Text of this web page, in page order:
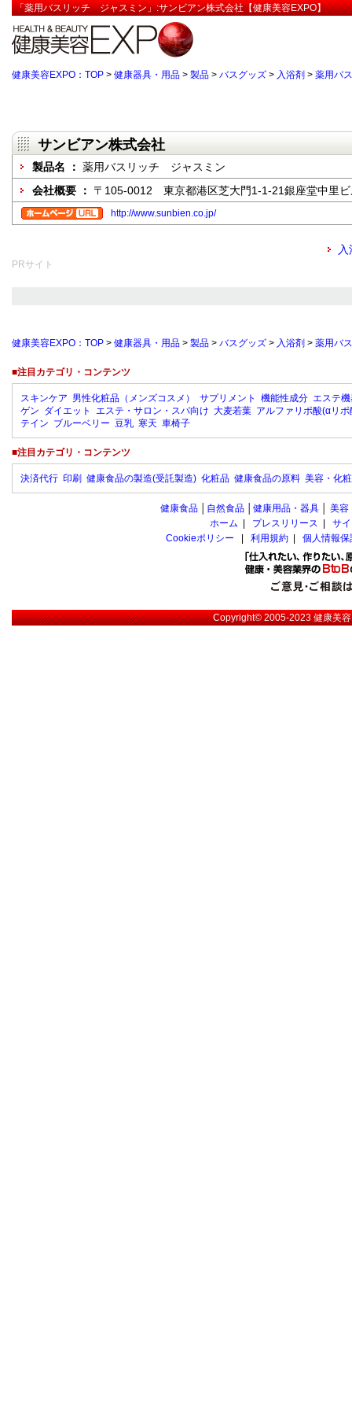
「薬用バスリッチ ジャスミン」:サンビアン株式会社【健康美容EXPO】
健康美容EXPO：TOP > 健康器具・用品 > 製品 > バスグッズ > 入浴剤 > 薬用バ
サンビアン株式会社
製品名 ： 薬用バスリッチ ジャスミン
会社概要 ： 〒105-0012 東京都港区芝大門1-1-21銀座堂中里
http://www.sunbien.co.jp/
PRサイト
健康美容EXPO：TOP > 健康器具・用品 > 製品 > バスグッズ > 入浴剤 > 薬用バ
■注目カテゴリ・コンテンツ
スキンケア 男性化粧品（メンズコスメ） サプリメント 機能性成分 エステ
ゲン ダイエット エステ・サロン・スパ向け 大麦若葉 アルファリポ酸(αリポ
テイン ブルーベリー 豆乳 寒天 車椅子
■注目カテゴリ・コンテンツ
決済代行 印刷 健康食品の製造(受託製造) 化粧品 健康食品の原料 美容・化
健康食品 自然食品 健康用品・器具 美容
ホーム
プレスリリース
サ
Cookieポリシー
利用規約 個人情報
Copyright© 2005-2023健康美